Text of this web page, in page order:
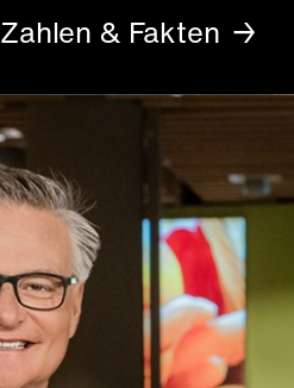
Zahlen & Fakten